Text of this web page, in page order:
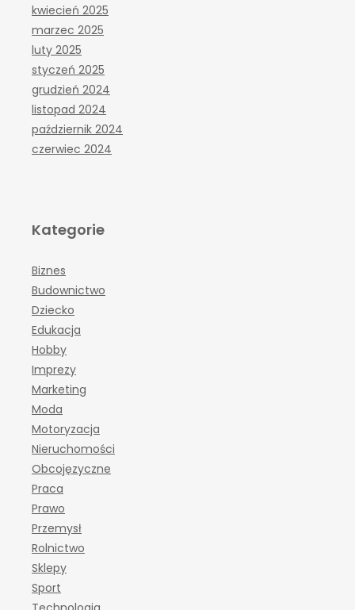
kwiecień 2025
marzec 2025
luty 2025
styczeń 2025
grudzień 2024
listopad 2024
październik 2024
czerwiec 2024
Kategorie
Biznes
Budownictwo
Dziecko
Edukacja
Hobby
Imprezy
Marketing
Moda
Motoryzacja
Nieruchomości
Obcojęzyczne
Praca
Prawo
Przemysł
Rolnictwo
Sklepy
Sport